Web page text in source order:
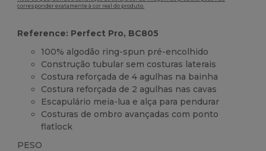
corresponder exatamente à cor real do produto.
Reference: Perfect Pro, BC805
100% algodão ring-spun pré-encolhido
Construção tubular sem costuras laterais
Costura reforçada de 4 agulhas na bainha
Costura reforçada de 2 agulhas nas cavas
Escapulário meia-lua e alça para pendurar
Costuras de ombro avançadas com ponto
flatlock
PESO